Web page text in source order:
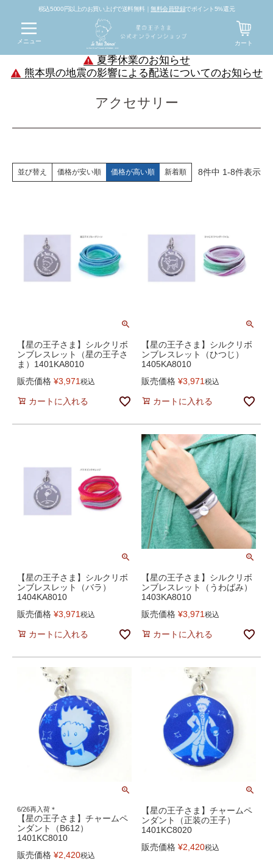
税込5000円以上のお買い上げで送料無料｜無料会員登録でポイント5%還元
メニュー カート
夏季休業のお知らせ
熊本県の地震の影響による配送についてのお知らせ
アクセサリー
並び替え 価格が安い順 価格が高い順 新着順 8件中 1-8件表示
【星の王子さま】シルクリボ
ンブレスレット（星の王子さ
ま）1401KA8010
販売価格 ¥3,971 税込
カートに入れる
【星の王子さま】シルクリボ
ンブレスレット（ひつじ）
1405KA8010
販売価格 ¥3,971 税込
カートに入れる
【星の王子さま】シルクリボ
ンブレスレット（バラ）
1404KA8010
販売価格 ¥3,971 税込
カートに入れる
【星の王子さま】シルクリボ
ンブレスレット（うわばみ）
1403KA8010
販売価格 ¥3,971 税込
カートに入れる
6/26再入荷＊
【星の王子さま】チャームペ
ンダント（B612）
1401KC8010
販売価格 ¥2,420税込
【星の王子さま】チャームペ
ンダント（正装の王子）
1401KC8020
販売価格 ¥2,420税込